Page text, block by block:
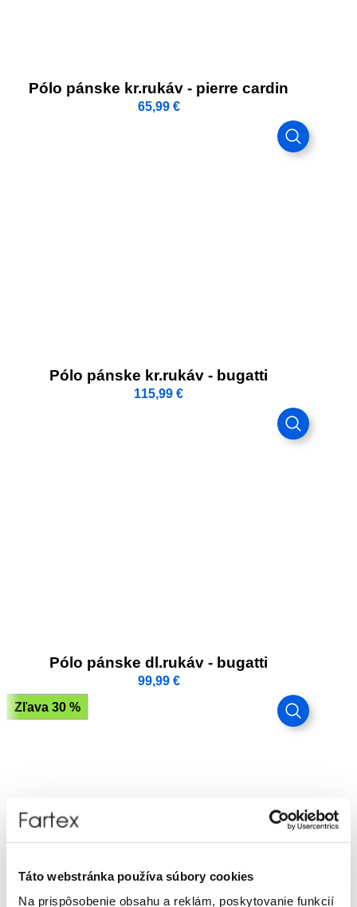
Táto webstránka používa súbory cookies
Na prispôsobenie obsahu a reklám, poskytovanie funkcií
Pólo pánske kr.rukáv - pierre cardin
65,99 €
Pólo pánske kr.rukáv - bugatti
115,99 €
Pólo pánske dl.rukáv - bugatti
99,99 €
Zľava 30 %